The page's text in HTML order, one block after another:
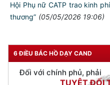
Hội Phụ nữ CATP trao kinh
thương” (05/05/2026 19:06)
6 ĐIỀU BÁC HỒ DẠY CAND
Đối với đồng sự, phải
THÂN
TUYỆT ĐỐI
Đối với nhân dân, phải
KÍNH